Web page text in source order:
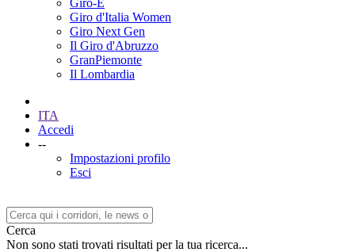
Giro-E
Giro d'Italia Women
Giro Next Gen
Il Giro d'Abruzzo
GranPiemonte
Il Lombardia
ITA
Accedi
--
Impostazioni profilo
Esci
Cerca
Non sono stati trovati risultati per la tua ricerca...